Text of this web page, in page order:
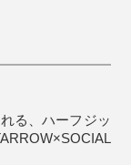
る、ハーフジッ